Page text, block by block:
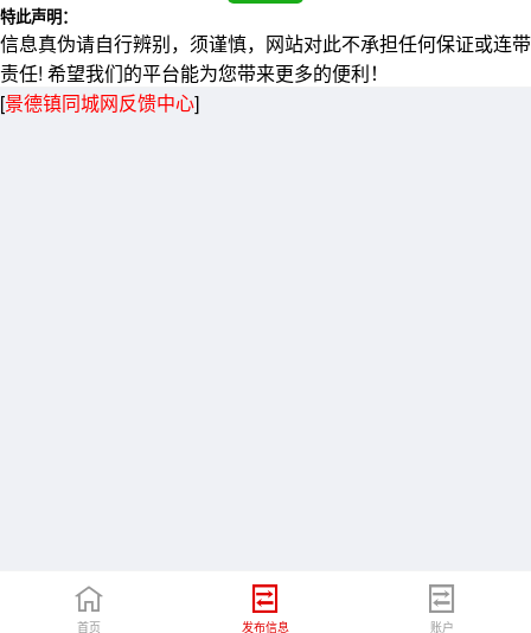
特此声明：
信息真伪请自行辨别，须谨慎，网站对此不承担任何保证或连带
责任! 希望我们的平台能为您带来更多的便利！
[景德镇同城网反馈中心]
首页 发布信息 账户